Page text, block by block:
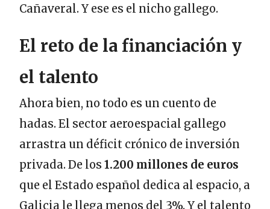
Cañaveral. Y ese es el nicho gallego.
El reto de la financiación y
el talento
Ahora bien, no todo es un cuento de
hadas. El sector aeroespacial gallego
arrastra un déficit crónico de inversión
privada. De los 1.200 millones de euros
que el Estado español dedica al espacio, a
Galicia le llega menos del 3%. Y el talento